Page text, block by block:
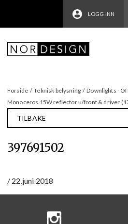
LOGG INN
Forside / Teknisk belysning / Downlights -
Monoceros 15W reflector u/front & driver
TILBAKE
397691502
/ 22.juni 2018